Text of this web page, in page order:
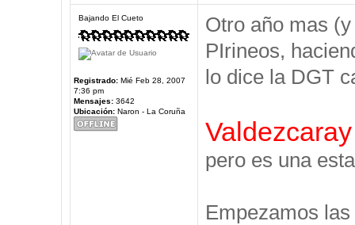
Bajando El Cueto
Registrado:Mié Feb 28, 2007
7:36 pm
Mensajes:3642
Ubicación:Naron - La Coruña
Otro año mas
PIrineos,
lo dice la DGT
Valdezcaray
pero es una
Empezamos